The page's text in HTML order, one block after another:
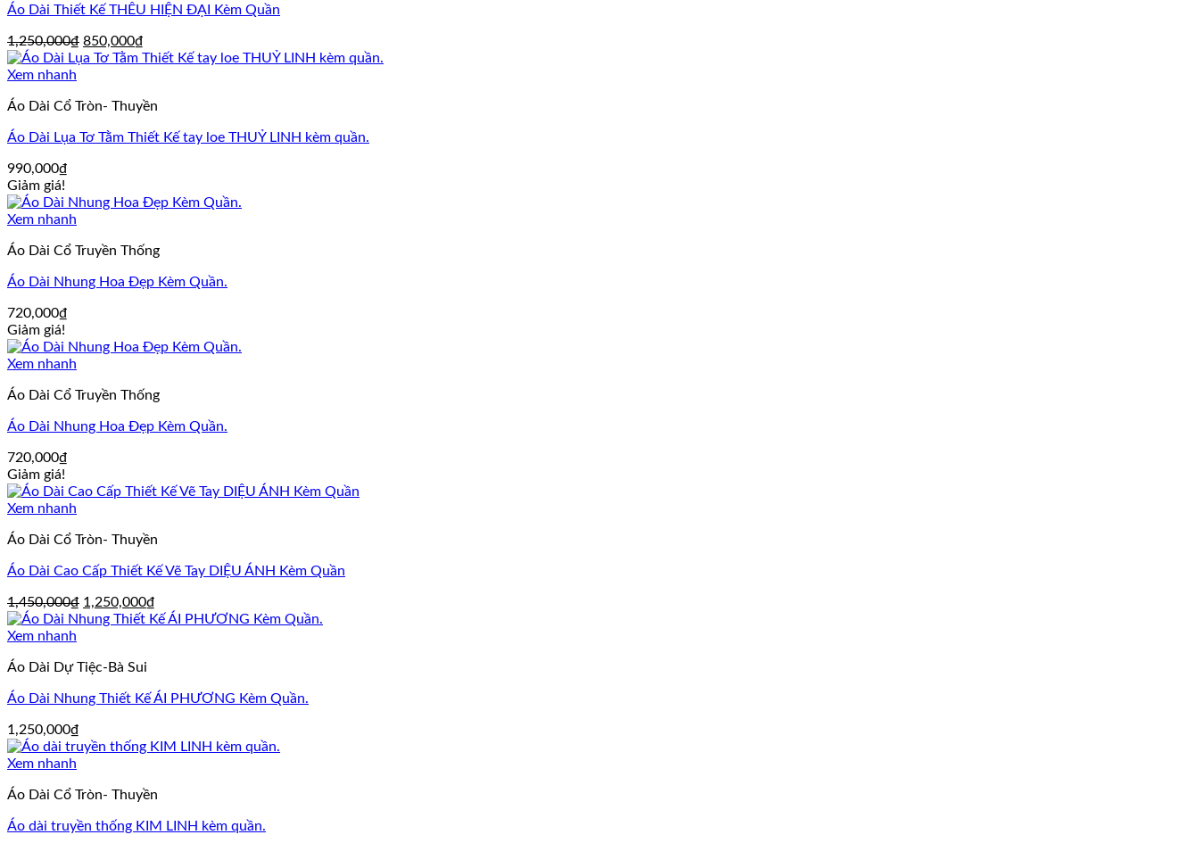
Áo Dài Thiết Kế THÊU HIỆN ĐẠI Kèm Quần
1,250,000₫ Giá
gốc
850,000₫
hiện
850,000₫.
Xem nhanh
Áo Dài Cổ Tròn- Thuyền
Áo Dài Lụa Tơ Tằm Thiết Kế tay loe THUỶ LINH kèm quần.
990,000₫
Giảm giá!
Xem nhanh
Áo Dài Cổ Truyền Thống
Áo Dài Nhung Hoa Đẹp Kèm Quần.
720,000₫
Giảm giá!
Xem nhanh
Áo Dài Cổ Truyền Thống
Áo Dài Nhung Hoa Đẹp Kèm Quần.
720,000₫
Giảm giá!
Xem nhanh
Áo Dài Cổ Tròn- Thuyền
Áo Dài Cao Cấp Thiết Kế Vẽ Tay DIỆU ÁNH Kèm Quần
1,450,000₫ Giá
gốc
1,250,000₫
hiện
Xem nhanh
Áo Dài Dự Tiệc-Bà Sui
Áo Dài Nhung Thiết Kế ÁI PHƯƠNG Kèm Quần.
1,250,000₫
Xem nhanh
Áo Dài Cổ Tròn- Thuyền
Áo dài truyền thống KIM LINH kèm quần.